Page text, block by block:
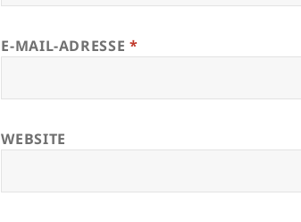
E-MAIL-ADRESSE *
WEBSITE